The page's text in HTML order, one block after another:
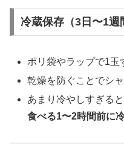
冷蔵保存（3日〜1週
ポリ袋やラップで1玉
乾燥を防ぐことでシ
あまり冷やしすぎる
食べる1〜2時間前に